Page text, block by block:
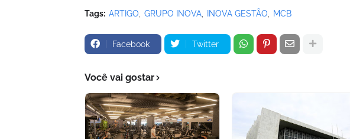
Tags: ARTIGO GRUPO INOVA INOVA GESTÃO MCB
Facebook Twitter
Você vai gostar